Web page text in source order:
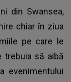
din Swansea,
chiar în ziua
pe care le
trebuia să aibă
evenimentului